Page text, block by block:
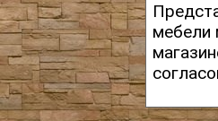
мебели